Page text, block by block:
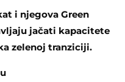
i njegova Green
jačati kapacitete
zelenoj tranziciji.